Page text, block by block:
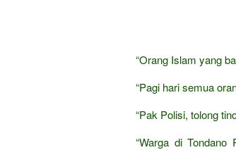
“Orang Islam yang
“Pagi hari semua
“Pak Polisi, tolong
“Warga di